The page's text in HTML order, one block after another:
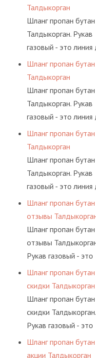
Талдыкорган
Шланг пропан
Талдыкорган. Рукав
газовый - это линия
подачи сжатого
воздуха и различных
типов сжиженного
(кислород, аргон,
пропан, бутан,
определенными
элементами системы.
Шланг пропан
Талдыкорган
Шланг пропан
Талдыкорган. Рукав
газовый - это линия
подачи сжатого
воздуха и различных
типов сжиженного
(кислород, аргон,
пропан, бутан,
определенными
элементами системы.
Шланг пропан бутан
Талдыкорган
Шланг пропан бутан
Талдыкорган. Рукав
газовый - это линия
подачи сжатого
воздуха и
типов сжиженного
(кислород, аргон,
пропан, бутан,
определенными
элементами системы.
Шланг пропан бутан
отзывы
Шланг пропан бутан
отзывы
Рукав газовый - это
линия для подачи
сжатого воздуха и
различных типов
сжиженного газа
(кислород, аргон,
ацетилен) между
Шланг пропан бутан
скидки Талдыкорган
Шланг пропан бутан
скидки Талдыкорган.
Рукав газовый - это
линия для подачи
сжатого воздуха и
Шланг пропан бутан
акции Талдыкорган